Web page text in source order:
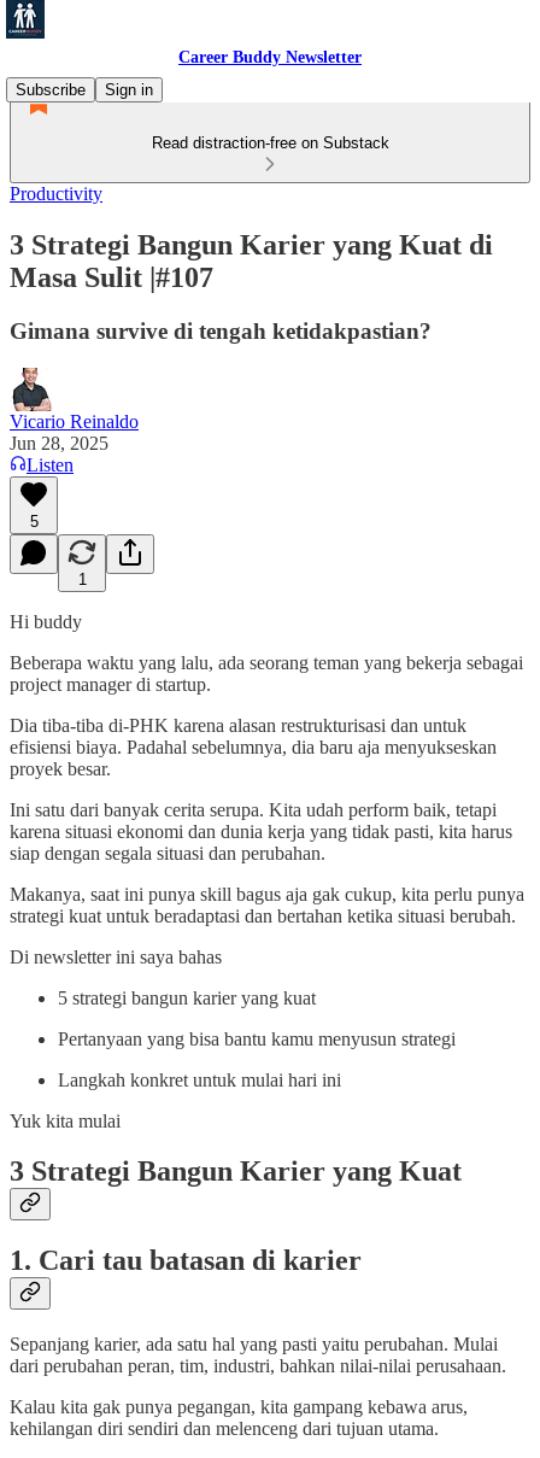
Career Buddy Newsletter
Subscribe
Sign in
Read distraction-free on Substack
Productivity
3 Strategi Bangun Karier yang Kuat di
Masa Sulit |#107
Gimana survive di tengah ketidakpastian?
Vicario Reinaldo
Jun 28, 2025
Listen
5
1
Hi buddy
Beberapa waktu yang lalu, ada seorang teman yang bekerja sebagai
project manager di startup.
Dia tiba-tiba di-PHK karena alasan restrukturisasi dan untuk
efisiensi biaya. Padahal sebelumnya, dia baru aja menyukseskan
proyek besar.
Ini satu dari banyak cerita serupa. Kita udah perform baik, tetapi
karena situasi ekonomi dan dunia kerja yang tidak pasti, kita harus
siap dengan segala situasi dan perubahan.
Makanya, saat ini punya skill bagus aja gak cukup, kita perlu punya
strategi kuat untuk beradaptasi dan bertahan ketika situasi berubah.
Di newsletter ini saya bahas
5 strategi bangun karier yang kuat
Pertanyaan yang bisa bantu kamu menyusun strategi
Langkah konkret untuk mulai hari ini
Yuk kita mulai
3 Strategi Bangun Karier yang Kuat
1. Cari tau batasan di karier
Sepanjang karier, ada satu hal yang pasti yaitu perubahan. Mulai
dari perubahan peran, tim, industri, bahkan nilai-nilai perusahaan.
Kalau kita gak punya pegangan, kita gampang kebawa arus,
kehilangan diri sendiri dan melenceng dari tujuan utama.